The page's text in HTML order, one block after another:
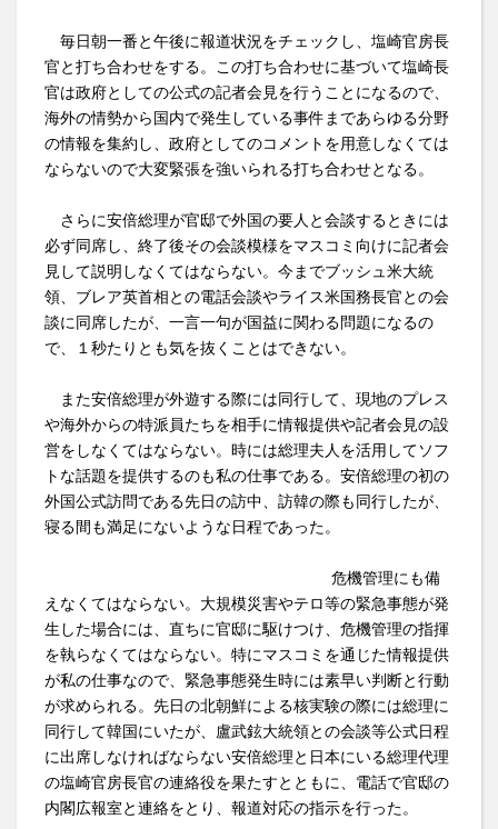
毎日朝一番と午後に報道状況をチェックし、塩崎官房長
官と打ち合わせをする。この打ち合わせに基づいて塩崎長
官は政府としての公式の記者会見を行うことになるので、
海外の情勢から国内で発生している事件まであらゆる分野
の情報を集約し、政府としてのコメントを用意しなくては
ならないので大変緊張を強いられる打ち合わせとなる。
さらに安倍総理が官邸で外国の要人と会談するときには
必ず同席し、終了後その会談模様をマスコミ向けに記者会
見して説明しなくてはならない。今までブッシュ米大統
領、ブレア英首相との電話会談やライス米国務長官との会
談に同席したが、一言一句が国益に関わる問題になるの
で、１秒たりとも気を抜くことはできない。
また安倍総理が外遊する際には同行して、現地のプレス
や海外からの特派員たちを相手に情報提供や記者会見の設
営をしなくてはならない。時には総理夫人を活用してソフ
トな話題を提供するのも私の仕事である。安倍総理の初の
外国公式訪問である先日の訪中、訪韓の際も同行したが、
寝る間も満足にないような日程であった。
危機管理にも備
えなくてはならない。大規模災害やテロ等の緊急事態が発
生した場合には、直ちに官邸に駆けつけ、危機管理の指揮
を執らなくてはならない。特にマスコミを通じた情報提供
が私の仕事なので、緊急事態発生時には素早い判断と行動
が求められる。先日の北朝鮮による核実験の際には総理に
同行して韓国にいたが、盧武鉉大統領との会談等公式日程
に出席しなければならない安倍総理と日本にいる総理代理
の塩崎官房長官の連絡役を果たすとともに、電話で官邸の
内閣広報室と連絡をとり、報道対応の指示を行った。